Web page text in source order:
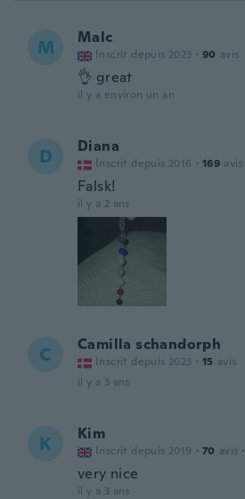
M Malc
Inscrit depuis 2023 · 90 avis
👌 great
il y a environ un an
D Diana
Inscrit depuis 2016 · 169 avis
Falsk!
il y a 2 ans
C Camilla schandorph
Inscrit depuis 2023 · 15 avis
il y a 3 ans
K Kim
Inscrit depuis 2019 · 70 avis ·
very nice
il y a 3 ans